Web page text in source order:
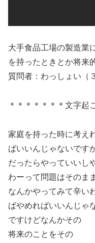
大手食品工場の製造業
を持ったときとか将来
質問者：わっしょい（
＊＊＊＊＊＊＊文字起
家庭を持った時に考え
ばいいんじゃないです
だったらやっていいし
わーって問題はそのま
なんかやってみて辛い
ばやめればいいんじゃ
ですけどなんかその
将来のことをその